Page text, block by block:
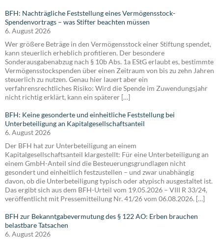
BFH: Nachträgliche Feststellung eines Vermögensstock-
Spendenvortrags – was Stifter beachten müssen
6. August 2026
Wer größere Beträge in den Vermögensstock einer Stiftung spendet,
kann steuerlich erheblich profitieren. Der besondere
Sonderausgabenabzug nach § 10b Abs. 1a EStG erlaubt es, bestimmte
Vermögensstockspenden über einen Zeitraum von bis zu zehn Jahren
steuerlich zu nutzen. Genau hier lauert aber ein
verfahrensrechtliches Risiko: Wird die Spende im Zuwendungsjahr
nicht richtig erklärt, kann ein späterer […]
BFH: Keine gesonderte und einheitliche Feststellung bei
Unterbeteiligung an Kapitalgesellschaftsanteil
6. August 2026
Der BFH hat zur Unterbeteiligung an einem
Kapitalgesellschaftsanteil klargestellt: Für eine Unterbeteiligung an
einem GmbH-Anteil sind die Besteuerungsgrundlagen nicht
gesondert und einheitlich festzustellen – und zwar unabhängig
davon, ob die Unterbeteiligung typisch oder atypisch ausgestaltet ist.
Das ergibt sich aus dem BFH-Urteil vom 19.05.2026 – VIII R 33/24,
veröffentlicht mit Pressemitteilung Nr. 41/26 vom 06.08.2026. […]
BFH zur Bekanntgabevermutung des § 122 AO: Erben brauchen
belastbare Tatsachen
6. August 2026